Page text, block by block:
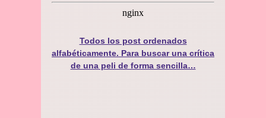
Todos los post ordenados
alfabéticamente. Para buscar una crítica
de una peli de forma sencilla…